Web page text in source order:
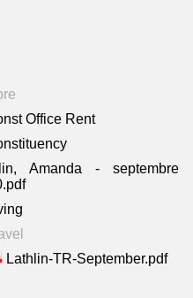
Office Rent
Amanda - septembre
Lathlin-TR-September.pdf